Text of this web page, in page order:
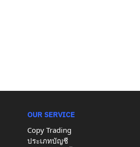
OUR SERVICE
Copy Trading
ประเภทบัญชี